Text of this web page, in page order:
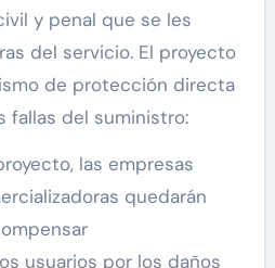
y penal que se les
del servicio. El proyecto
de protección directa
fallas del suministro:
las empresas
quedarán
usuarios por los daños